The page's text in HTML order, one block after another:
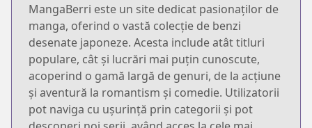
MangaBerri este un site dedicat pasionaților de
manga, oferind o vastă colecție de benzi
desenate japoneze. Acesta include atât titluri
populare, cât și lucrări mai puțin cunoscute,
acoperind o gamă largă de genuri, de la acțiune
și aventură la romantism și comedie. Utilizatorii
pot naviga cu ușurință prin categorii și pot